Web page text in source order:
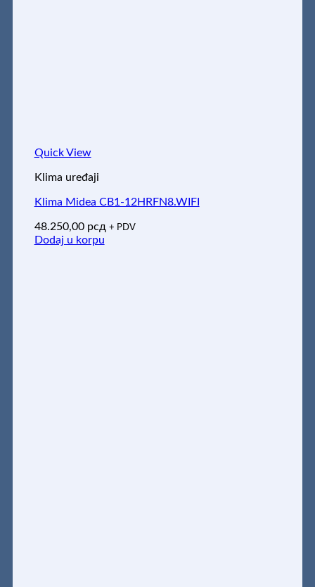
Quick View
Klima uređaji
Klima Midea CB1-12HRFN8.WIFI
48.250,00 рсд + PDV
Dodaj u korpu